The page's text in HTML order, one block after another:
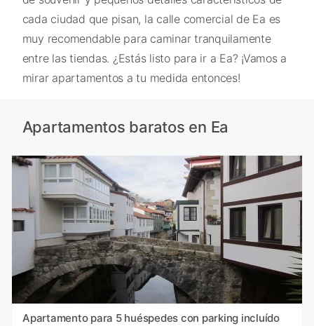
cada ciudad que pisan, la calle comercial de Ea es
muy recomendable para caminar tranquilamente
entre las tiendas. ¿Estás listo para ir a Ea? ¡Vamos a
mirar apartamentos a tu medida entonces!
Apartamentos baratos en Ea
Apartamento para 5 huéspedes con parking incluído